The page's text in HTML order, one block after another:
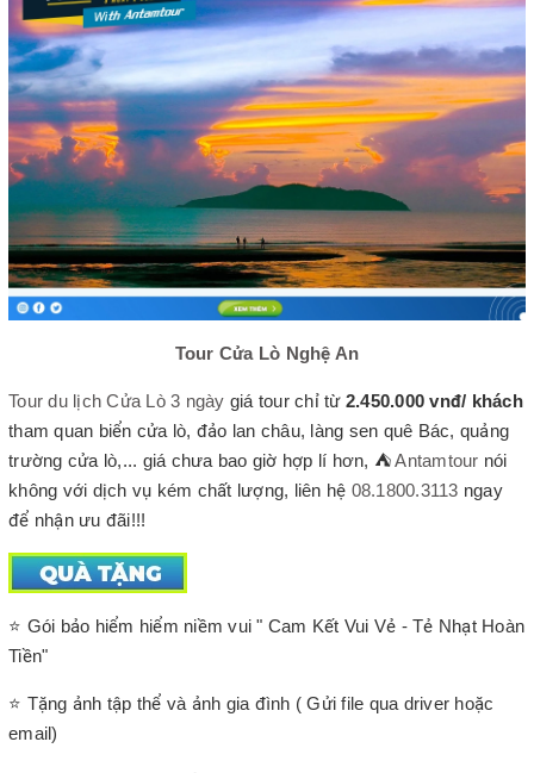
Tour Cửa Lò Nghệ An
Tour du lịch Cửa Lò 3 ngày giá tour chỉ từ 2.450.000 vnđ/ khách
tham quan biển cửa lò, đảo lan châu, làng sen quê Bác, quảng
trường cửa lò,... giá chưa bao giờ hợp lí hơn, ⛺Antamtour nói
không với dịch vụ kém chất lượng, liên hệ 08.1800.3113 ngay
để nhận ưu đãi!!!
⭐ Gói bảo hiểm hiểm niềm vui " Cam Kết Vui Vẻ - Tẻ Nhạt Hoàn
Tiền"
⭐ Tặng ảnh tập thể và ảnh gia đình ( Gửi file qua driver hoặc
email)